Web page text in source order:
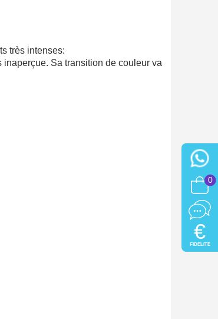
très intenses:
Sa transition de couleur va
0
€
FIDELITE